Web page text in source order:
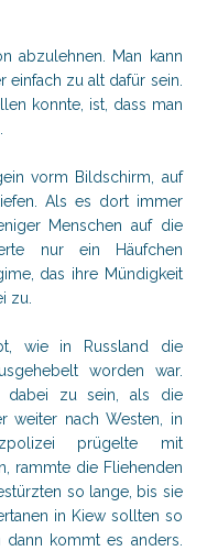
abzulehnen. Man kann
einfach zu alt dafür sein.
konnte, ist, dass man
vorm Bildschirm, auf
Als es dort immer
Menschen auf die
nur ein Häufchen
das ihre Mündigkeit
zu.
wie in Russland die
worden war.
dabei zu sein, als die
weiter nach Westen, in
prügelte mit
rammte die Fliehenden
so lange, bis sie
in Kiew sollten so
kommt es anders.